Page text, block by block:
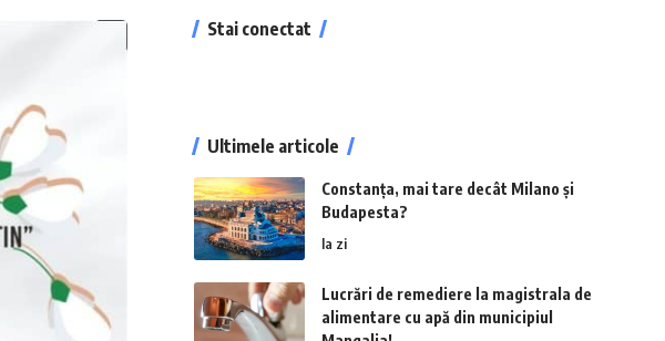
Stai conectat
Ultimele articole
Constanța, mai tare decât Milano și
Budapesta?
la zi
Lucrări de remediere la magistrala de
alimentare cu apă din municipiul